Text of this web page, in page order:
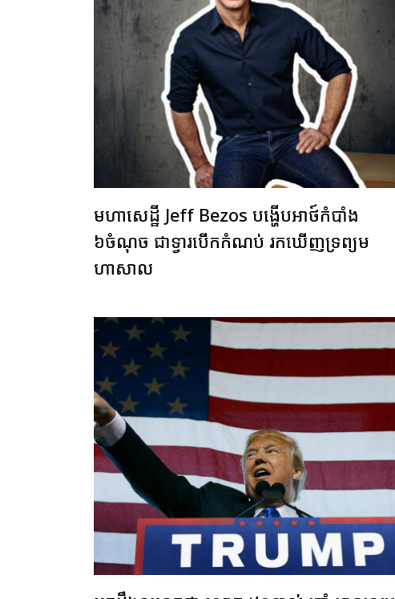
មហាសេដ្ឋី Jeff Bezos បង្ហើបអាថ៍កំបាំង
៦ចំណុច ជាទ្វារបើកកំណប់ រកឃើញទ្រព្យម
ហាសាល